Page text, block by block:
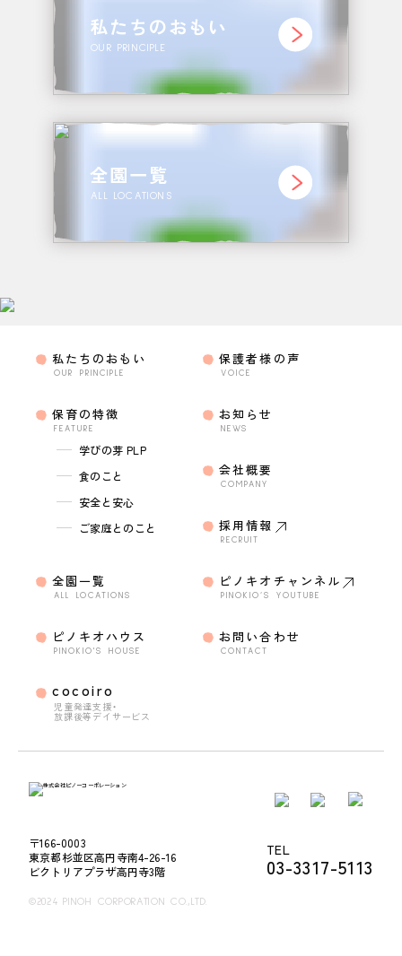
私たちのおもい
OUR PRINCIPLE
全園一覧
ALL LOCATIONS
〒166-0003
東京都杉並区高円寺南4-26-16
ビクトリアプラザ高円寺3階
TEL
03-3317-5113
©2024 PINOH CORPORATION CO.,LTD.
私たちのおもい
OUR PRINCIPLE
保育の特徴
FEATURE
学びの芽 PLP
食のこと
安全と安心
ご家庭とのこと
全園一覧
ALL LOCATIONS
ピノキオハウス
PINOKIO'S HOUSE
cocoiro
児童発達支援・
放課後等デイサービス
保護者様の声
VOICE
お知らせ
NEWS
会社概要
COMPANY
採用情報
RECRUIT
ピノキオチャンネル
PINOKIO’S YOUTUBE
お問い合わせ
CONTACT